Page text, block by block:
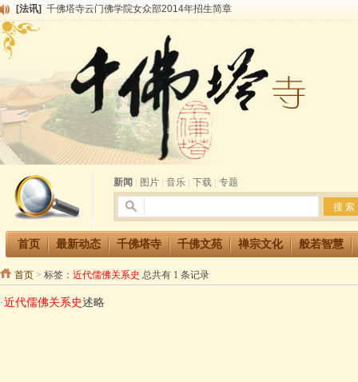
[法讯] 千佛塔寺云门佛学院女众部2014年招生简章
[法讯]
共赴华藏世界 进入最后七天倒计时 殊胜华严法会 快快同享富贵庄严海
千佛塔寺阅藏堂周末阅藏报名通知
[法讯]
清明节祭祖报恩地藏法会
[法讯] 本寺方丈上明下慧尼和尚开讲《六祖坛经》
[法讯]
2015-3-26师父于法堂对大众的开示
[法讯]
广东千佛塔寺云门佛学院女众部 2016年招生简章
[法讯]
恭请海涛法师莅临千佛塔寺弘法
[法讯] 2014年七月大法会 祈福息灾地藏七 冥阳两利普渡群蒙盂兰盆
新闻
图片 音乐 下载 专题
首页 最新动态 千佛塔寺 千佛文苑 禅宗文化 般若智慧
首页 > 标签： 近代儒佛关系史 总共有 1 条记录
·近代儒佛关系史述略